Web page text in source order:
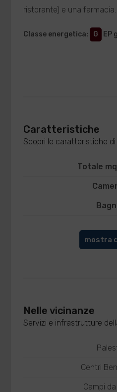
ristorante) e una farmacia.
Classe energetica: G EP
Caratteristiche
Scopri le caratteristiche
Totale
mostra
Nelle vicinanze
Servizi e infrastrutture
Centri
Campi